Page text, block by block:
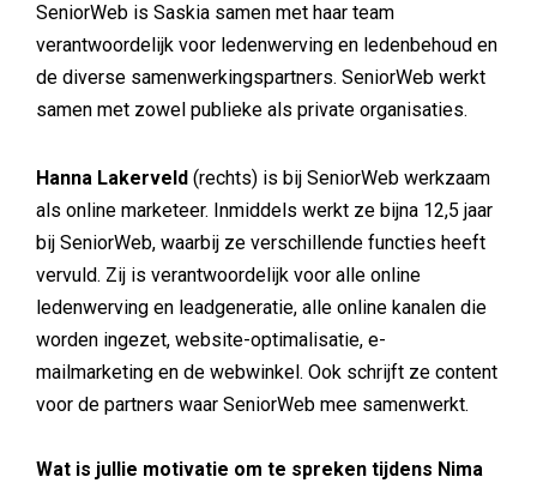
SeniorWeb is Saskia samen met haar team
verantwoordelijk voor ledenwerving en ledenbehoud en
de diverse samenwerkingspartners. SeniorWeb werkt
samen met zowel publieke als private organisaties.
Hanna Lakerveld (rechts) is bij SeniorWeb werkzaam
als online marketeer. Inmiddels werkt ze bijna 12,5 jaar
bij SeniorWeb, waarbij ze verschillende functies heeft
vervuld. Zij is verantwoordelijk voor alle online
ledenwerving en leadgeneratie, alle online kanalen die
worden ingezet, website-optimalisatie, e-
mailmarketing en de webwinkel. Ook schrijft ze content
voor de partners waar SeniorWeb mee samenwerkt.
Wat is jullie motivatie om te spreken tijdens Nima